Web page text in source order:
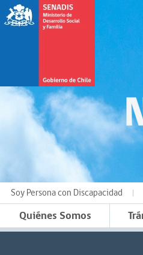
Soy Persona con Discapacidad
Quiénes Somos